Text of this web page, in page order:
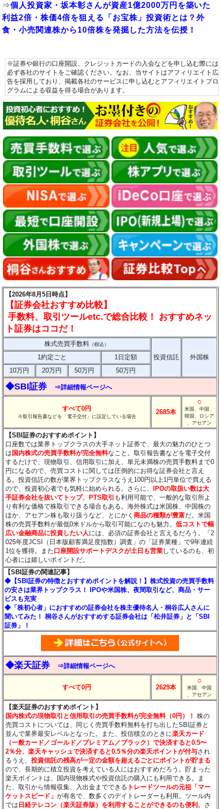
⇒個人投資家・坂本彰さんが資産1億2000万円を築いた
利益2倍・株価4倍を狙える「お宝株」投資術とは？外
食・小売関連株から10倍株を発掘した方法を伝授！
※証券や銀行の口座開設、クレジットカードの入会などを申し込む際には
必ず各社のサイトをご確認ください。なお、当サイトはアフィリエイト広
告を採用しており、掲載各社のサービスに申し込むとアフィリエイトプロ
グラムによる収益を得る場合があります。
【2026年8月5日時点】
【証券会社おすすめ比較】
手数料、取引ツールetc.で総合比較！ おすすめネッ
ト証券はココだ！
株式売買手数料 （税込）
投資信託 外国株
1約定ごと
1日定額
10万円
20万円 50万円 50万円
◆SBI証券 ⇒詳細情報ページへ
すべて0円
※取引報告書などを「電子交付」に設定している場合
2685本
○
米国、中国、
韓国、ロシア
、アセアン
【SBI証券のおすすめポイント】
口座数では業界トップクラスの大手ネット証券で、最大の魅力のひとつ
は 国内株式の売買手数料が完全無料なこと。取引報告書などを電子交付
するだけで、現物取引、信用取引に加え、単元未満株の売買手数料まで0
円になるので、売買コストに関しては圧倒的にお得な証券会社と言え
る。投資信託の数が業界トップクラスなうえ100円以上1円単位で買える
ので、投資初心者でも気軽に始められる。さらに、
IPOの取扱い数は大
手証券会社を抜いてトップ。 PTS取引 も利用可能で、一般的な取引所よ
り有利な価格で株取引できる場合もある。海外株式は米国株、中国株の
ほか、アセアン株も取り扱うなど、とにかく商品の種類が豊富だ。米国
株の売買手数料が最低0米ドルから取引可能になのも魅力。低コストで幅
広い金融商品に投資したい人 には、必須の証券会社と言えるだろう。「2
025年度JCSI（日本版顧客満足度指数）調査」の「証券業種」で9年連続
1位を獲得。また口座開設サポートデスクが土日も営業しているのも、初
心者には嬉しいポイントだ。
【SBI証券の関連記事】
◆【SBI証券の特徴とおすすめポイントを解説！】株式投資の売買手数料
の安さは業界トップクラス！ IPOや米国株、夜間取引など、商品・サー
ビスも充実
◆「株初心者」におすすめの証券会社を株主優待名人・桐谷広人さんに
聞いてみた！ 桐谷さんがおすすめする証券会社は「松井証券」と「SBI
証券」！
◆楽天証券 ⇒詳細情報ページへ
すべて0円 2629本
○
米国、中国
、アセアン
【楽天証券のおすすめポイント】
国内株式の現物取引と信用取引の売買手数料が完全無料（0円）！ 株の
売買コストについては、同じく売買手数料無料を打ち出したSBI証券と
並んで業界最安レベルとなった。また、投信積立のときに楽天カード
（一般カード／ゴールド／プレミアム／ブラック）で決済すると0.5〜
2％分、楽天キャッシュで決済すると0.5％分の楽天ポイントが付与され
るうえ、投資信託の残高が一定の金額を超えるごとにポイントが貯まる
ので、長期的に積立投資を考えている人にはおすすめだろう。貯まった
楽天ポイントは、国内現物株式や投資信託の購入にも利用できる。ま
た、取引から情報収集、入出金までできる トレードツールの元祖「マー
ケットスピード」が有名で、数多くのデイトレーダーも利用。ツール内
では 日経テレコン（楽天証券版）を利用することができるのも便利 。さ